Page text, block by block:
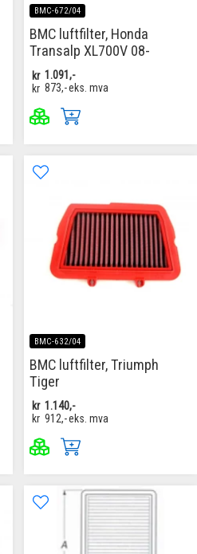
BMC-672/04
BMC luftfilter, Honda
Transalp XL700V 08-
kr 1.091,-
kr 873,-eks. mva
BMC-632/04
BMC luftfilter, Triumph
Tiger
kr 1.140,-
kr 912,-eks. mva